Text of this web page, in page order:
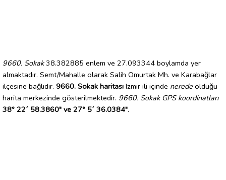
9660. Sokak38.382885 enlem ve 27.093344 boylamda yer
almaktadır. Semt/Mahalle olarak Salih Omurtak Mh. ve Karabağlar
ilçesine bağlıdır. 9660. Sokak haritası Izmir ili içinde nerede olduğu
harita merkezinde gösterilmektedir. 9660. Sokak GPS koordinatları
38° 22´ 58.3860" ve 27° 5´ 36.0384".